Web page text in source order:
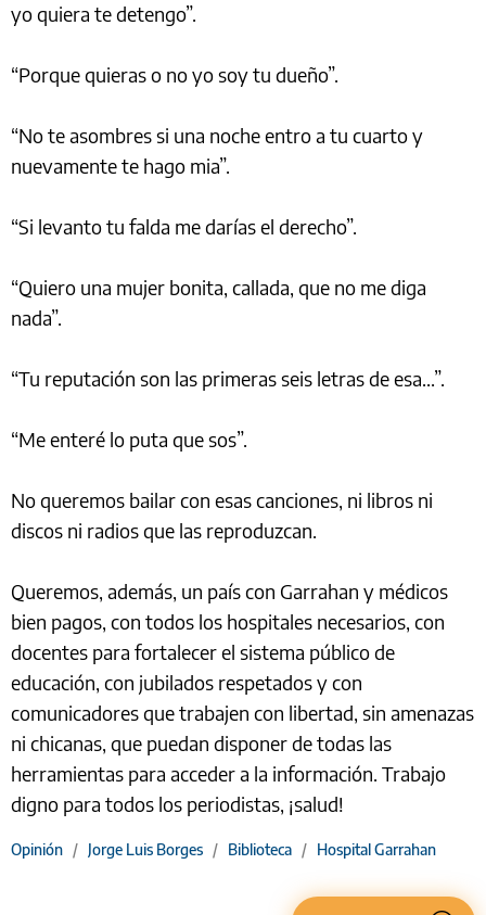
yo quiera te detengo”.
“Porque quieras o no yo soy tu dueño”.
“No te asombres si una noche entro a tu cuarto y
nuevamente te hago mia”.
“Si levanto tu falda me darías el derecho”.
“Quiero una mujer bonita, callada, que no me diga
nada”.
“Tu reputación son las primeras seis letras de esa...”.
“Me enteré lo puta que sos”.
No queremos bailar con esas canciones, ni libros ni
discos ni radios que las reproduzcan.
Queremos, además, un país con Garrahan y médicos
bien pagos, con todos los hospitales necesarios, con
docentes para fortalecer el sistema público de
educación, con jubilados respetados y con
comunicadores que trabajen con libertad, sin amenazas
ni chicanas, que puedan disponer de todas las
herramientas para acceder a la información. Trabajo
digno para todos los periodistas, ¡salud!
Opinión / Jorge Luis Borges / Biblioteca / Hospital Garrahan